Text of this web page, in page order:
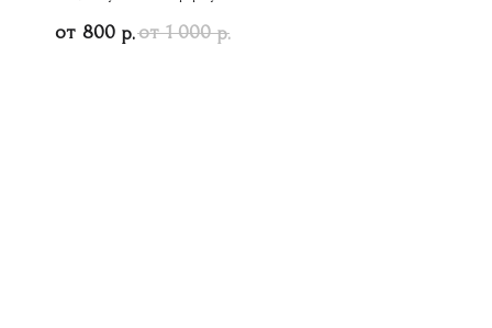
800 р. 1 000 р.